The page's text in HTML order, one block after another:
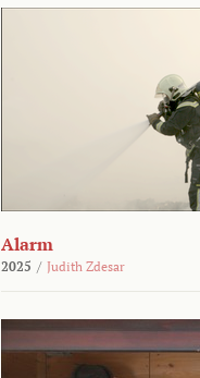
Alarm
2025 / Judith Zdesar